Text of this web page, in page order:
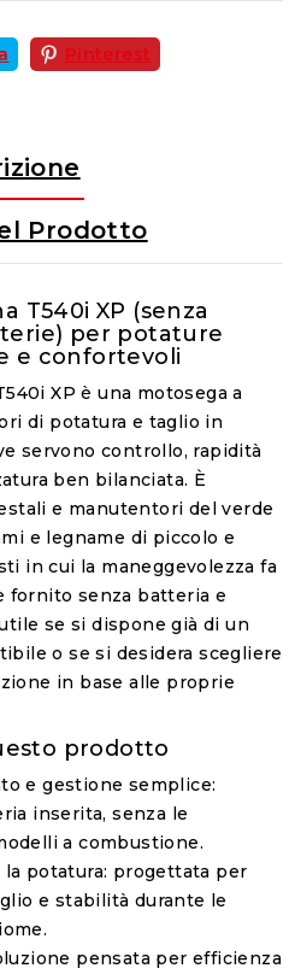
Pinterest
Prodotto
T540i XP (senza
per potature
e confortevoli
XP è una motosega a
di potatura e taglio in
servono controllo, rapidità
ben bilanciata. È
e manutentori del verde
e legname di piccolo e
in cui la maneggevolezza fa
fornito senza batteria e
se si dispone già di un
o se si desidera scegliere
in base alle proprie
prodotto
e gestione semplice:
inserita, senza le
a combustione.
la potatura: progettata per
e stabilità durante le
pensata per efficienza